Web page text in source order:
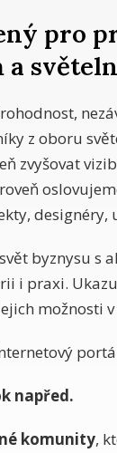
pro
a
z oboru
zvyšovat
designéry,
byznysu s
i praxi.
možnosti
napřed.
komunity,